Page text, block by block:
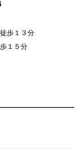
歩１３分
１５分